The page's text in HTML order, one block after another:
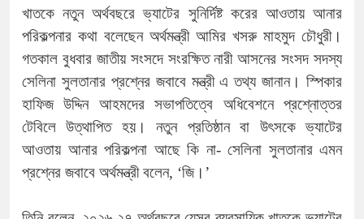
খাতকে নতুন অর্থবছরে ভ্যাটের সুনির্দিষ্ট করের আওতায় আনার
পরিকল্পনার কথা বলেছেন অর্থমন্ত্রী আমির খসরু মাহমুদ চৌধুরী।
গতকাল বুধবার জাতীয় সংসদে সংরক্ষিত নারী আসনের সংসদ সদস্য
সেলিনা সুলতানার প্রশ্নের জবাবে মন্ত্রী এ তথ্য জানান। স্পিকার
হাফিজ উদ্দিন আহমদের সভাপতিত্বে অধিবেশনে প্রশ্নোত্তর
টেবিলে উত্থাপিত হয়। নতুন প্রতিষ্ঠান বা উৎসকে ভ্যাটের
আওতায় আনার পরিকল্পনা আছে কি না- সেলিনা সুলতানার এমন
প্রশ্নের জবাবে অর্থমন্ত্রী বলেন, ‘জি।’